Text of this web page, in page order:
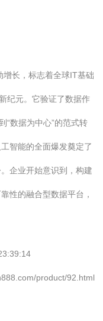
长，标志着全球IT基础
纪元。它验证了数据作
“数据为中心”的范式转
智能的全面爆发奠定了
企业开始意识到，构建
性的融合型数据平台，
product/92.html